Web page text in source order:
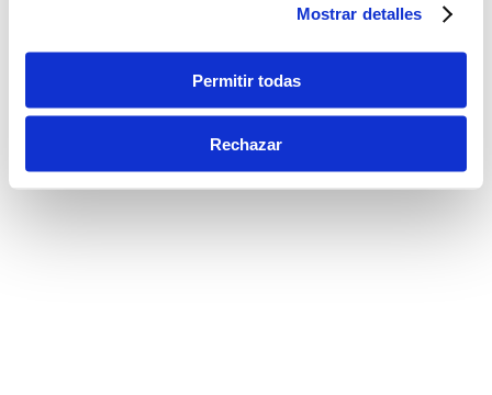
Mostrar detalles
Permitir todas
Rechazar